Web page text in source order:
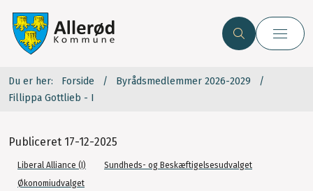
Du er her: Forside
Byrådsmedlemmer 2026-2029
Fillippa Gottlieb - I
Publiceret 17-12-2025
Liberal Alliance (I)
Sundheds- og Beskæftigelsesudvalget
Økonomiudvalget